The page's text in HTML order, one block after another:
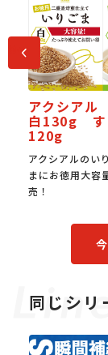
前へ
りごま
ごま白
ごま・すりご
タイプが新発
ヤ
ミ
ふわ
乳入
同じシリ